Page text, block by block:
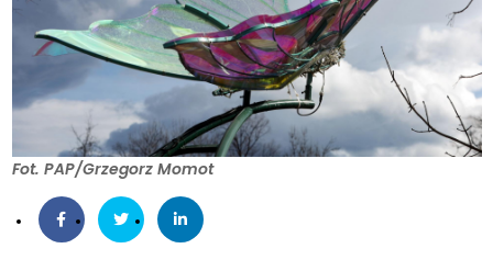
Fot. PAP/Grzegorz Momot